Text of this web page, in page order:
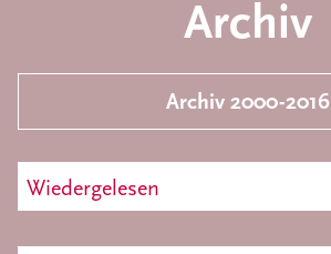
Archiv
Archiv 2000-2016
Wiedergelesen